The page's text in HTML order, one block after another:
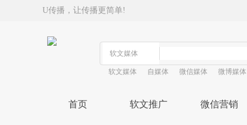
U传播，让传播更简单!
软文媒体 自媒体 微信媒体 微博媒体
首页 软文推广 微信营销